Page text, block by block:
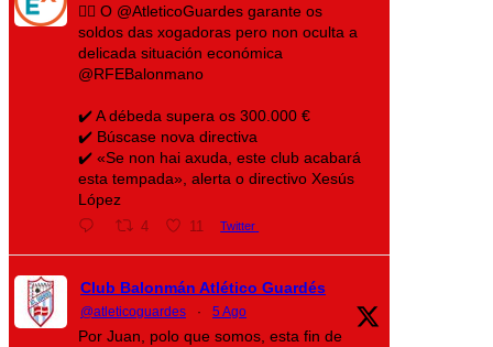
🤾‍♀️ O @AtleticoGuardes garante os
soldos das xogadoras pero non oculta a
delicada situación económica
@RFEBalonmano
✔️ A débeda supera os 300.000 €
✔️ Búscase nova directiva
✔️ «Se non hai axuda, este club acabará
esta tempada», alerta o directivo Xesús
López
4 11 Twitter
Club Balonmán Atlético Guardés
@atleticoguardes · 5 Ago
Por Juan, polo que somos, esta fin de